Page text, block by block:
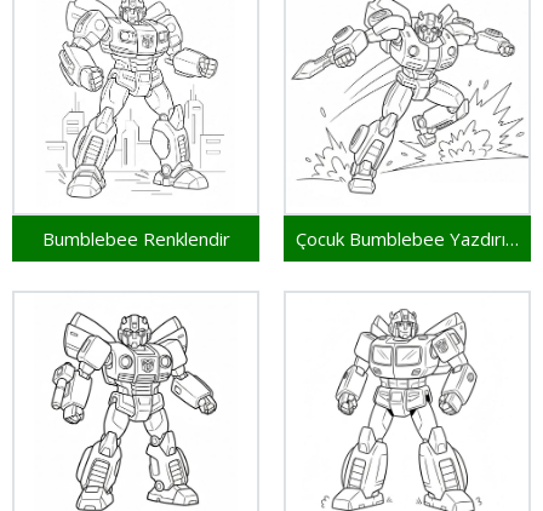
Bumblebee Renklendir Çocuk Bumblebee Yazdırılabilir